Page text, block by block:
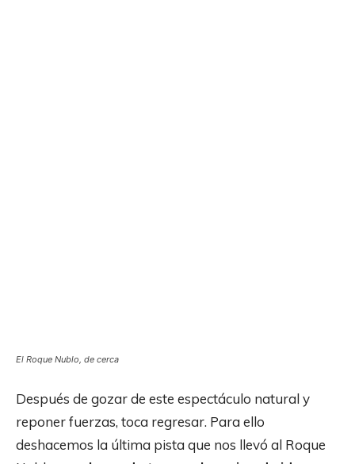
El Roque Nublo, de cerca
Después de gozar de este espectáculo natural y
reponer fuerzas, toca regresar. Para ello
deshacemos la última pista que nos llevó al Roque